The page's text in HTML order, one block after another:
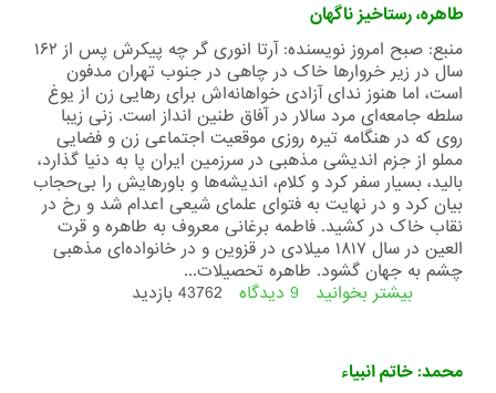
انساندوستی
از
شرق
طاهره، رستاخیز ناگهان
منبع: صبح امروز نویسنده: آرتا انوری گر چه پیکرش پس از ۱۶۲
سال در زیر خروار‌ها خاک در چاهی در جنوب تهران مدفون
است، اما هنوز ندای آزادی خواهانه‌اش برای رهایی زن از یوغ
سلطه جامعه‌ای مرد سالار در آفاق طنین انداز است. زنی زیبا
روی که در هنگامه تیره روزی موقعیت اجتماعی زن و فضایی
مملو از جزم اندیشی مذهبی در سرزمین ایران پا به دنیا گذارد،
بالید، بسیار سفر کرد و کلام، اندیشه‌ها و باور‌هایش را بی‌حجاب
بیان کرد و در ‌‌نهایت به فتوای علمای شیعی اعدام شد و رخ در
نقاب خاک در کشید. فاطمه برغانی معروف به طاهره و قرت
العین در سال ۱۸۱۷ میلادی در قزوین و در خانواده‌ای مذهبی
چشم به جهان گشود. طاهره تحصیلات...
بیشتر بخوانید درباره
9 دیدگاه 43762 بازدید
محمد: خاتم انبیاء